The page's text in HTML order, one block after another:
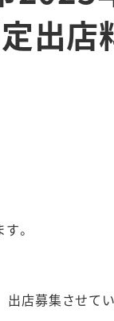
出店
。
店募集させてい